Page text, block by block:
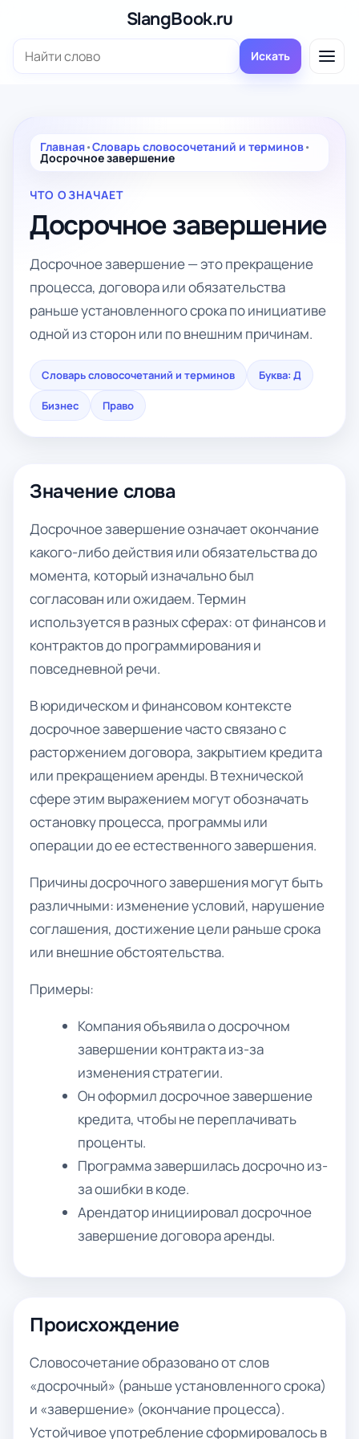
содержимому
SlangBook.ru
Поиск: Искать
Главная•Словарь словосочетаний и терминов•
Досрочное завершение
ЧТО ОЗНАЧАЕТ
Досрочное завершение
Досрочное завершение — это прекращение
процесса, договора или обязательства
раньше установленного срока по инициативе
одной из сторон или по внешним причинам.
Словарь словосочетаний и терминов Буква: Д
Бизнес Право
Значение слова
Досрочное завершение означает окончание
какого-либо действия или обязательства до
момента, который изначально был
согласован или ожидаем. Термин
используется в разных сферах: от финансов и
контрактов до программирования и
повседневной речи.
В юридическом и финансовом контексте
досрочное завершение часто связано с
расторжением договора, закрытием кредита
или прекращением аренды. В технической
сфере этим выражением могут обозначать
остановку процесса, программы или
операции до ее естественного завершения.
Причины досрочного завершения могут быть
различными: изменение условий, нарушение
соглашения, достижение цели раньше срока
или внешние обстоятельства.
Примеры:
Компания объявила о досрочном
завершении контракта из-за
изменения стратегии.
Он оформил досрочное завершение
кредита, чтобы не переплачивать
проценты.
Программа завершилась досрочно из-
за ошибки в коде.
Арендатор инициировал досрочное
завершение договора аренды.
Происхождение
Словосочетание образовано от слов
«досрочный» (раньше установленного срока)
и «завершение» (окончание процесса).
Устойчивое употребление сформировалось в